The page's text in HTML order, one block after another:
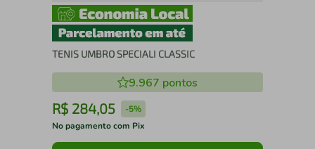
TENIS UMBRO SPECIALI CLASSIC
9.967 pontos
R$ 284,05 -5%
No pagamento com Pix